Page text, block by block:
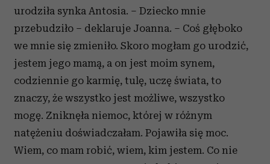
urodziła synka Antosia. – Dziecko mnie
przebudziło – deklaruje Joanna. – Coś głęboko
we mnie się zmieniło. Skoro mogłam go urodzić,
jestem jego mamą, a on jest moim synem,
codziennie go karmię, tulę, uczę świata, to
znaczy, że wszystko jest możliwe, wszystko
mogę. Zniknęła niemoc, której w różnym
natężeniu doświadczałam. Pojawiła się moc.
Wiem, co mam robić, wiem, kim jestem. Co nie